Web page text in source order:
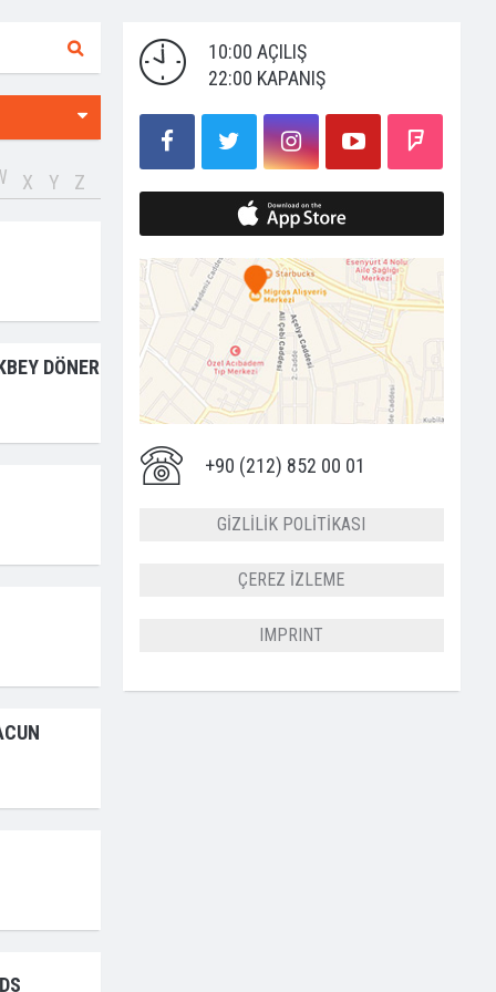
10:00 AÇILIŞ
22:00 KAPANIŞ
+90 (212) 852 00 01
GİZLİLİK POLİTİKASI
ÇEREZ İZLEME
IMPRINT
X Y Z
DÖNER